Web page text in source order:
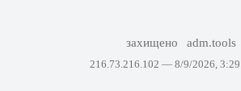
захищено adm.tools
216.73.216.102 — 8/9/2026,